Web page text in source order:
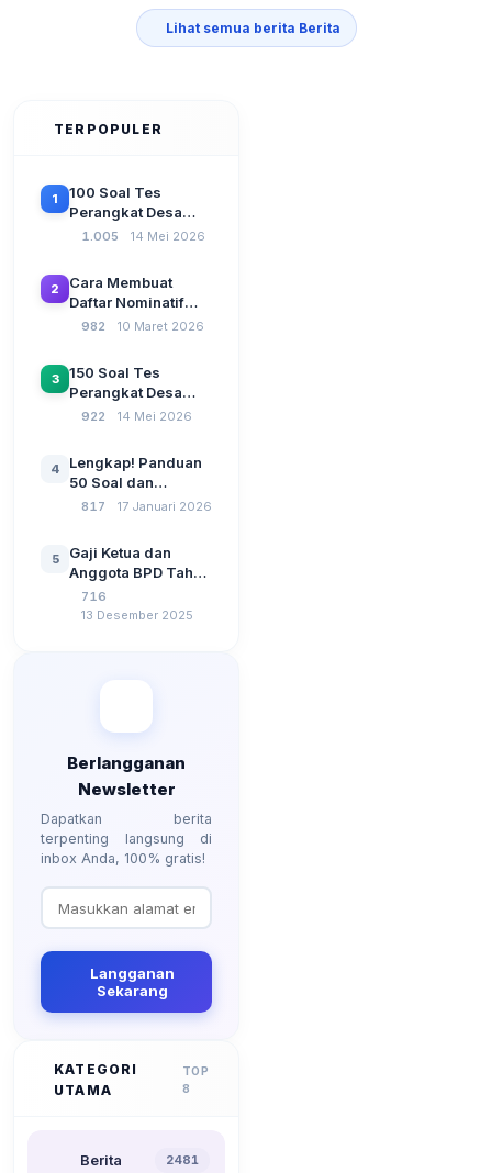
Lihat semua berita Berita
TERPOPULER
1
100 Soal Tes
Perangkat Desa
Terbaru 2026
CAT Berbasis UU
Desa No. 3 Tahun
2024
1.005 14 Mei 2026
2
Cara Membuat
Daftar Nominatif
Siltap di Aplikasi
SPP Pencairan
Dana Desa
982 10 Maret 2026
3
150 Soal Tes
Perangkat Desa
2026: Administrasi
Kebangsaan, dan
Komputer Beserta
Jawaban Paling
922 14 Mei 2026
4
Lengkap! Panduan
50 Soal dan
Jawaban Tes
Berdasarkan UU No
3 Tahun 2024
817 17 Januari 2026
5
Gaji Ketua dan
Anggota BPD Tahun
2026, Berapa
Besarannya? Ada
716
13 Desember 2025
Berlangganan
Newsletter
Dapatkan berita
terpenting langsung di
inbox Anda, 100% gratis!
Langganan
Sekarang
KATEGORI
UTAMA
TOP
8
Berita 2481